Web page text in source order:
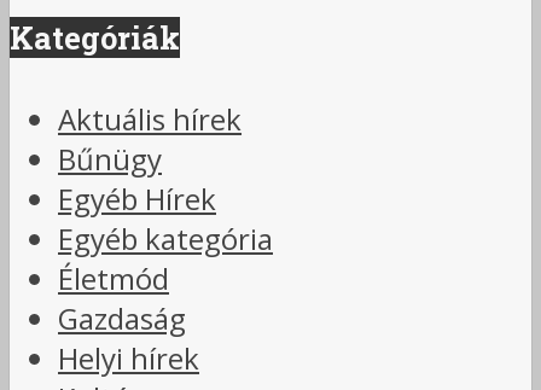
Kategóriák
Aktuális hírek
Bűnügy
Egyéb Hírek
Egyéb kategória
Életmód
Gazdaság
Helyi hírek